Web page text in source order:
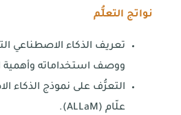
نواتج التعلُّم
ووصف استخداماته وأهمية
التعرُّف على نموذج الذكاء
علّام (ALLaM).